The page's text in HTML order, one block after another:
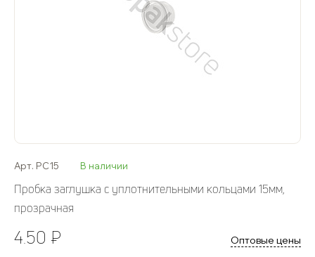
Арт. PC15 В наличии
Пробка заглушка с уплотнительными кольцами 15мм,
прозрачная
4.50 ₽ Оптовые цены